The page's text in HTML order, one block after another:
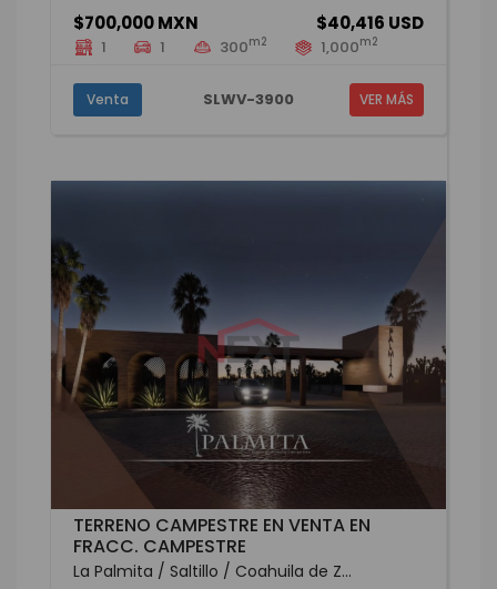
$700,000 MXN $40,416 USD
1 1 300m2 1,000m2
Venta SLWV-3900 VER MÁS
TERRENO CAMPESTRE EN VENTA EN
FRACC. CAMPESTRE
La Palmita / Saltillo / Coahuila de Z...